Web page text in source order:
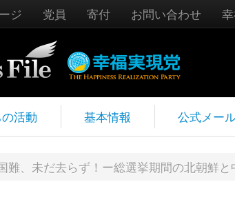
ジ 党員 寄付 お問い合わせ
活動 基本情報 公式メー
難、未だ去らず！ー総選挙期間の北朝鮮と